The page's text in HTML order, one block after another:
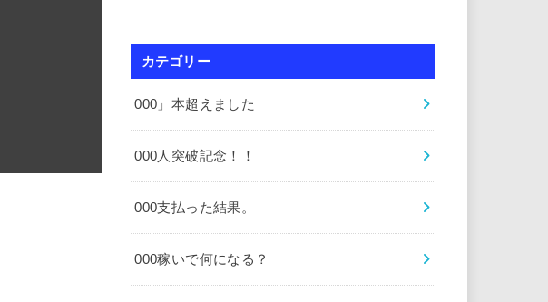
カテゴリー
000」本超えました
000人突破記念！！
000支払った結果。
000稼いで何になる？